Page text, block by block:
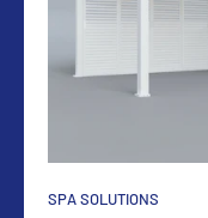
SPA SOLUTIONS